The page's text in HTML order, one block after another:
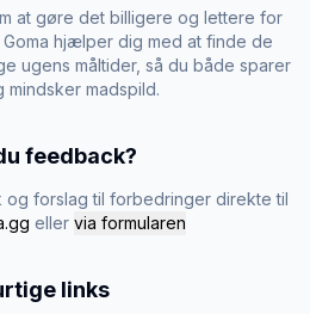
at gøre det billigere og lettere for
hjælper dig med at finde de
ugens måltider, så du både sparer
mindsker madspild.
feedback?
forslag til forbedringer direkte til
eller via formularen
links